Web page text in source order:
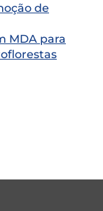
de
MDA para